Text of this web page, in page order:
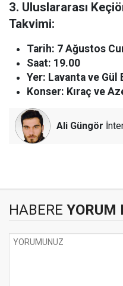
3. Uluslararası
Takvimi:
Tarih: 7 Ağustos
Saat: 19.00
Yer: Lavanta ve Gül
Konser: Kıraç ve
Ali Güngör
HABERE YORUM